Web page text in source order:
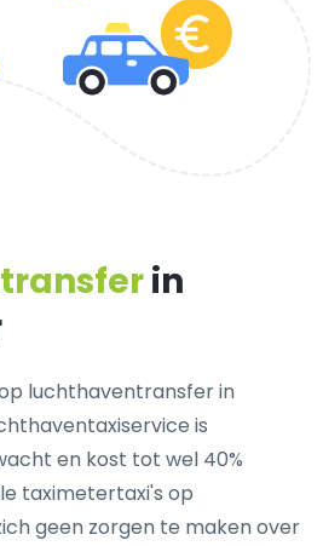
in
luchthaventransfer in
is
en kost tot wel 40%
taximetertaxi's op
geen zorgen te maken over